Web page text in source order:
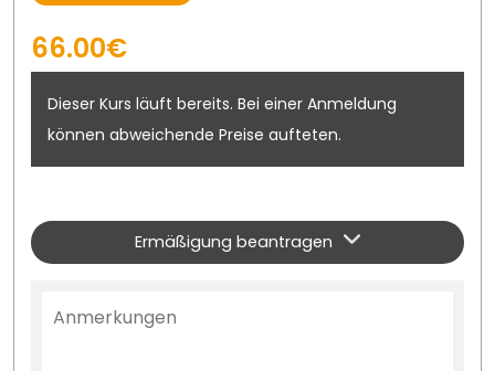
66.00€
Dieser Kurs läuft bereits. Bei einer Anmeldung
können abweichende Preise aufteten.
Ermäßigung beantragen